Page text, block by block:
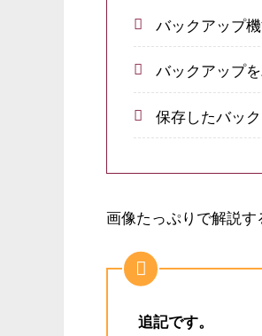
バックアップ
バックアップ
保存したバッ
画像たっぷりで解説す
追記です。